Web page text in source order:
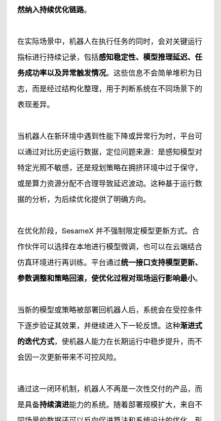
然纳入持续优化链路。
在实际场景中，机器人在执行任务的同时，会对关键运行
指标进行持续记录，包括感知稳定性、模型推理延迟、任
务成功率以及异常触发情况。这些信息不会简单堆积为日
志，而是经过结构化整理，用于判断系统在不同场景下的
表现差异。
当机器人在新环境中遇到性能下降或异常行为时，平台可
以通过对比历史运行数据，定位问题来源：是感知模型对
特定光照不敏感，还是规划策略在拥挤环境中过于保守，
或是算力资源分配不合理导致延迟波动。这种基于运行数
据的分析，为后续优化提供了明确方向。
在优化阶段，SesameX 并不强制限定模型更新方式。合
作伙伴可以选择在本地进行模型微调，也可以在云端结合
仿真环境进行再训练。平台通过统一接口支持模型更新、
参数调整和策略回滚，使优化过程对现场运行影响最小。
当新的模型或策略被部署回机器人后，系统会在受控条件
下逐步验证其效果，并继续进入下一轮反馈。这种渐进式
的迭代方式，使机器人能力在长期运行中稳步提升，而不
会因一次更新带来不可控风险。
通过这一闭环机制，机器人不再是一次性交付的产品，而
是具备持续演进能力的系统。随着部署规模扩大，来自不